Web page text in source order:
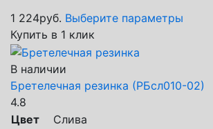
1 224руб. Выберите параметры
Купить в 1 клик
В наличии
Бретелечная резинка (РБсл010-02)
4.8
Цвет
Слива